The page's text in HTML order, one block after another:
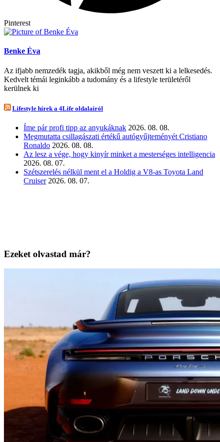
Pinterest
Benke Éva
Az ifjabb nemzedék tagja, akikből még nem veszett ki a lelkesedés.
Kedvelt témái leginkább a tudomány és a lifestyle területéről
kerülnek ki
Lifestyle hírek a 4Life oldalairól
Íme pár profi tipp az anyukáknak 2026. 08. 08.
Megmutatta csillagászati értékű autógyűjteményét Cristiano
Ronaldo 2026. 08. 08.
Az lesz a vége, hogy kinyír minket a mesterséges intelligencia
2026. 08. 07.
Szétszerelés nélkül ment el a Holdig a V8-as Toyota Land
Cruiser 2026. 08. 07.
Ezeket olvastad már?